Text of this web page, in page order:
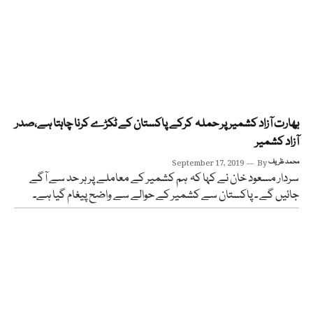
بھارت آزاد کشمیر پر حملہ کرکے پاکستان کے ٹکڑے کرنا چاہتا ہے،صدر
آزاد کشمیر
September 17, 2019 Byمحمد ظریف
سردار مسعود خان نے کہا کہ ہم کشمیر کے معاملے پر ہر حد سے آگے
جائیں گے ۔ پاکستان سے کشمیر کے حوالے سے واضح پیغام گیا ہے۔